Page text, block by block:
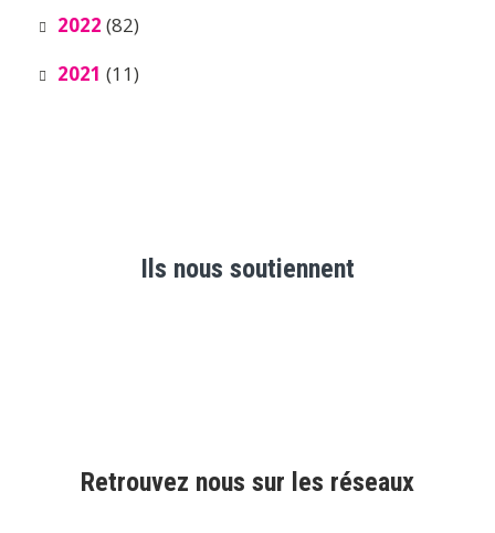
2022 (82)
2021 (11)
Ils nous soutiennent
Retrouvez nous sur les réseaux